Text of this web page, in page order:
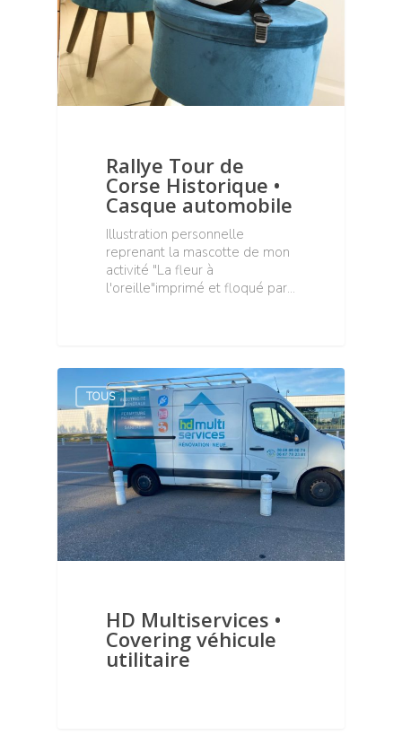
Rallye Tour de
Corse Historique •
Casque automobile
Illustration personnelle
reprenant la mascotte de mon
activité "La fleur à
l'oreille"imprimé et floqué par…
TOUS
HD Multiservices •
Covering véhicule
utilitaire